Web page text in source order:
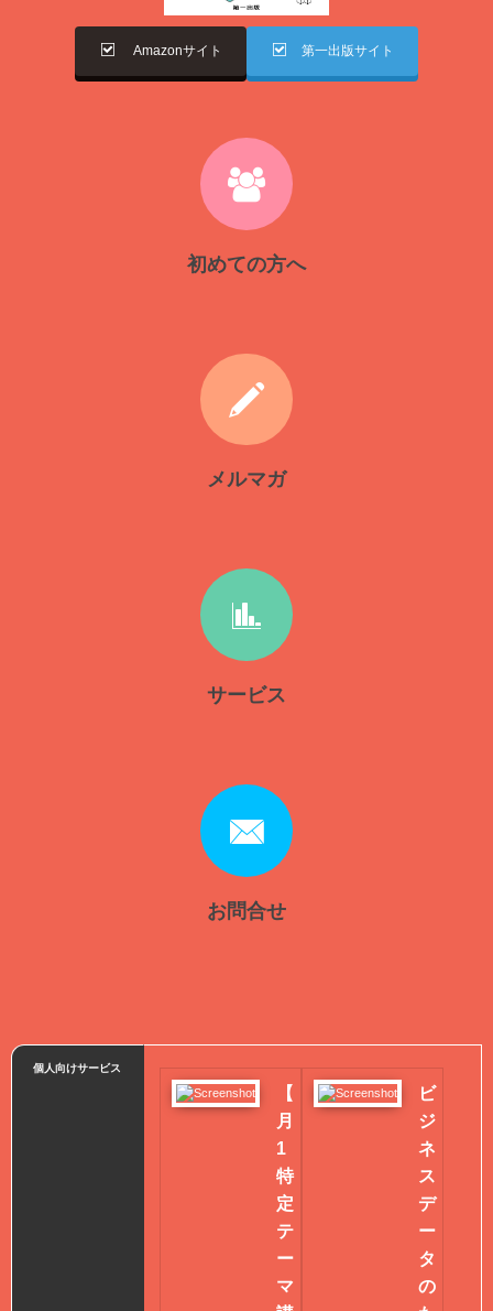
Amazonサイト 第一出版サイト
初めての方へ
メルマガ
サービス
お問合せ
個人向けサービス
【
月
1
特
定
テ
ー
マ
ビ
ジ
ネ
ス
デ
ー
タ
の